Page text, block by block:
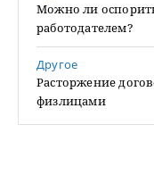
Можно ли
работодателем?
Другое
Расторжение
физлицами